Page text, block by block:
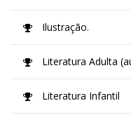
Ilustração.
Literatura Adulta
Literatura Infantil